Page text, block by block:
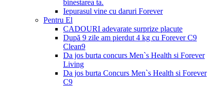
binestarea ta.
Iepurasul vine cu daruri Forever
Pentru El
CADOURI adevarate surprize placute
După 9 zile am pierdut 4 kg cu Forever C9
Clean9
Da jos burta concurs Men`s Health si Forever
Living
Da jos burta Concurs Men`s Health si Forever
C9